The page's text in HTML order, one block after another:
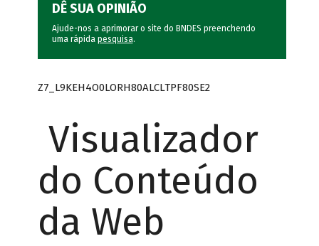
DÊ SUA OPINIÃO
Ajude-nos a aprimorar o site do BNDES preenchendo
uma rápida pesquisa.
Z7_L9KEH4O0LORH80ALCLTPF80SE2
Visualizador
do Conteúdo
da Web